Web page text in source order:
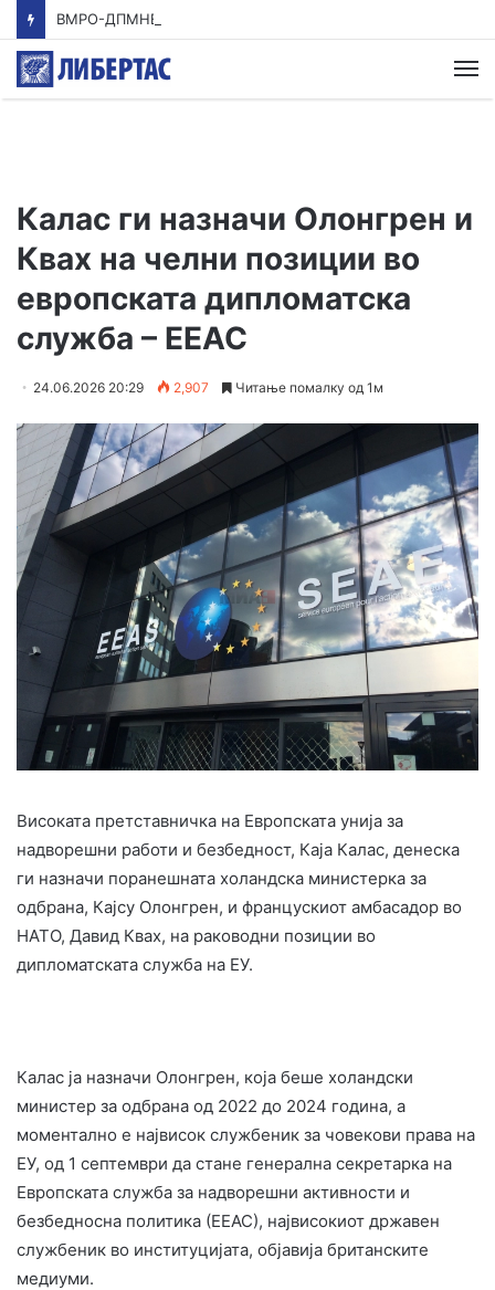
Калас ги назначи Олонгрен и
Квах на челни позиции во
европската дипломатска
служба – ЕЕАС
24.06.2026 20:29 2,907 Читање помалку од 1м
Високата претставничка на Европската унија за
надворешни работи и безбедност, Каја Калас, денеска
ги назначи поранешната холандска министерка за
одбрана, Кајсу Олонгрен, и францускиот амбасадор во
НАТО, Давид Квах, на раководни позиции во
дипломатската служба на ЕУ.
Калас ја назначи Олонгрен, која беше холандски
министер за одбрана од 2022 до 2024 година, а
моментално е највисок службеник за човекови права на
ЕУ, од 1 септември да стане генерална секретарка на
Европската служба за надворешни активности и
безбедносна политика (ЕЕАС), највисокиот државен
службеник во институцијата, објавија британските
медиуми.